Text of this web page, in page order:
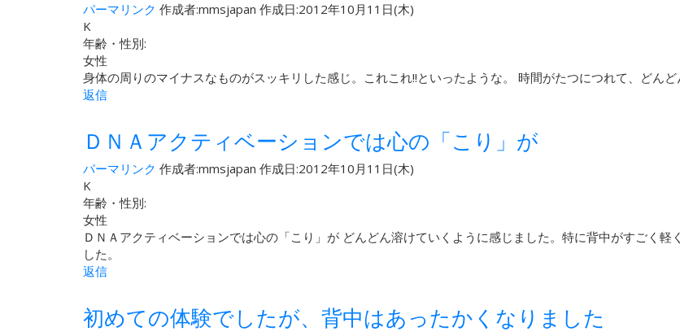
パーマリンク 作成者:mmsjapan 作成日:2012年10月11日(木)
K
年齢・性別:
女性
身体の周りのマイナスなものがスッキリした感じ。これこれ!!といったような。 時間がたつにつれて、どんど
返信
ＤＮＡアクティベーションでは心の「こり」が
パーマリンク 作成者:mmsjapan 作成日:2012年10月11日(木)
K
年齢・性別:
女性
ＤＮＡアクティベーションでは心の「こり」が どんどん溶けていくように感じました。特に背中がすごく
した。
返信
初めての体験でしたが、背中はあったかくなりました